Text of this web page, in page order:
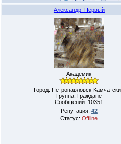
Александр_Первый
Академик
Город: Петропавловск-
Группа: Граждане
Сообщений: 10351
Репутация: 42
Статус:Offline